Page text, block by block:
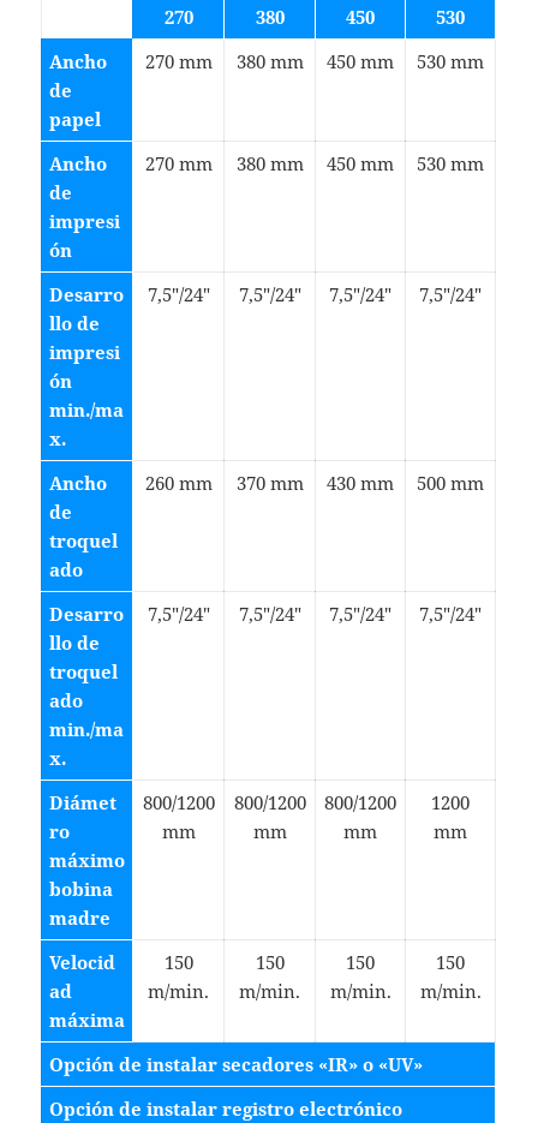
270
380
450
530
Ancho
de
papel
270 mm 380 mm 450 mm 530 mm
Ancho
de
impresi
ón
270 mm 380 mm 450 mm 530 mm
Desarro
llo de
impresi
ón
min./ma
x.
7,5″/24″ 7,5″/24″ 7,5″/24″ 7,5″/24″
Ancho
de
troquel
ado
260 mm 370 mm 430 mm 500 mm
Desarro
llo de
troquel
ado
min./ma
x.
7,5″/24″ 7,5″/24″ 7,5″/24″ 7,5″/24″
Diámet
ro
máximo
bobina
madre
800/1200
mm
800/1200
mm
800/1200
mm
1200
mm
Velocid
ad
máxima
150
m/min.
150
m/min.
150
m/min.
150
m/min.
Opción de instalar secadores «IR» o «UV»
Opción de instalar registro electrónico